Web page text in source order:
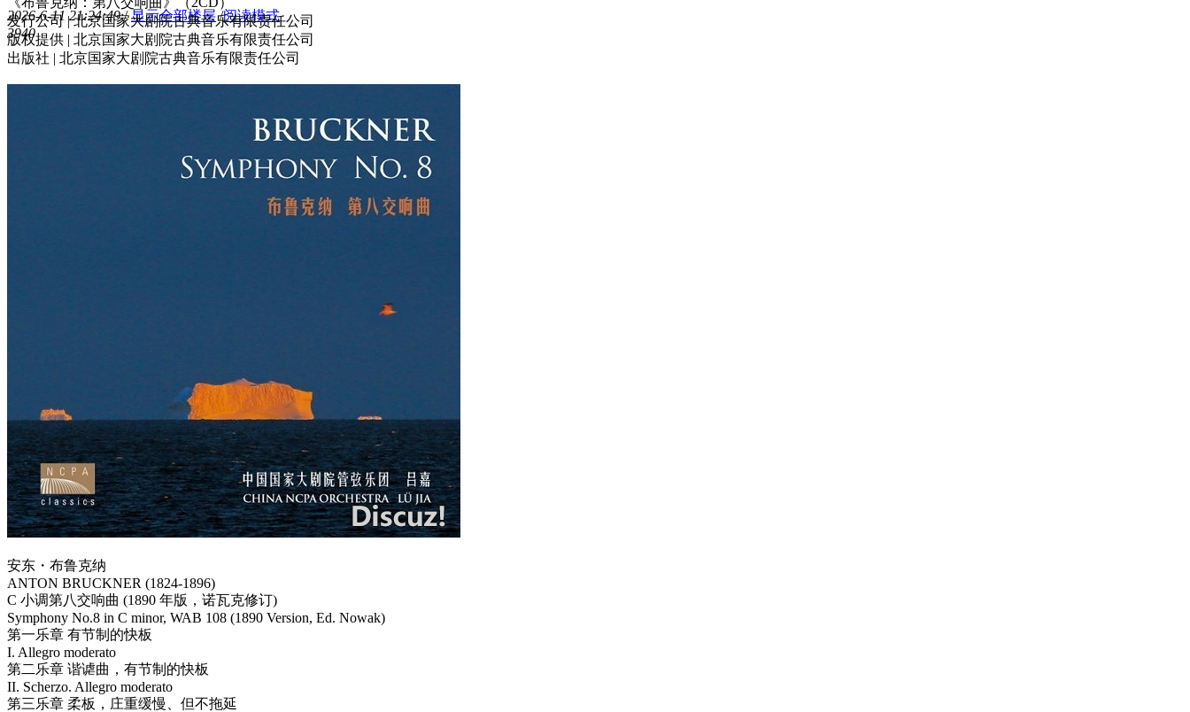
2026-6-11 21:24:49 / 显示全部楼层 /阅读模式
3940
发行公司 | 北京国家大剧院古典音乐有限责任公司
版权提供 | 北京国家大剧院古典音乐有限责任公司
出版社 | 北京国家大剧院古典音乐有限责任公司
安东・布鲁克纳
ANTON BRUCKNER (1824-1896)
C 小调第八交响曲 (1890 年版，诺瓦克修订)
Symphony No.8 in C minor, WAB 108 (1890 Version, Ed. Nowak)
第一乐章 有节制的快板
I. Allegro moderato
第二乐章 谐谑曲，有节制的快板
II. Scherzo. Allegro moderato
第三乐章 柔板，庄重缓慢、但不拖延